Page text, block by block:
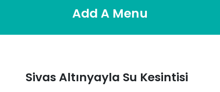
Add A Menu
Sivas Altınyayla Su Kesintisi